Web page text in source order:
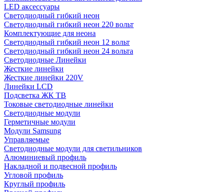
LED аксессуары
Светодиодный гибкий неон
Светодиодный гибкий неон 220 вольт
Комплектующие для неона
Светодиодный гибкий неон 12 вольт
Светодиодный гибкий неон 24 вольта
Светодиодные Линейки
Жесткие линейки
Жесткие линейки 220V
Линейки LCD
Подсветка ЖК ТВ
Токовые светодиодные линейки
Светодиодные модули
Герметичные модули
Модули Samsung
Управляемые
Светодиодные модули для светильников
Алюминиевый профиль
Накладной и подвесной профиль
Угловой профиль
Круглый профиль